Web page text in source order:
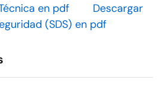
en pdf
Descargar
(SDS) en pdf